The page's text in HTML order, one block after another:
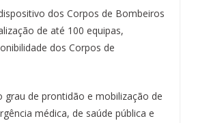
dos Corpos de Bombeiros
de até 100 equipas,
dos Corpos de
grau de prontidão e mobilização de
médica, de saúde pública e